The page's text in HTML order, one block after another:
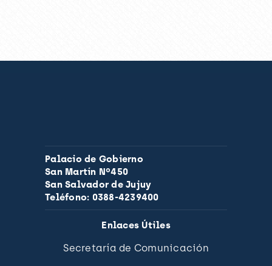
Palacio de Gobierno
San Martín Nº450
San Salvador de Jujuy
Teléfono: 0388-4239400
Enlaces Útiles
Secretaría de Comunicación